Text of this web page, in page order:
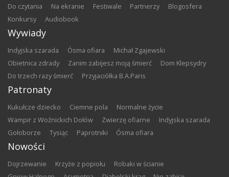
do czytania
na ekranie festiwale partnerzy
blogosfera
konkursy
audiobook
Wywiady
Indyjska szarada Ósma ofiara
Michał Zgajewski
Obietnica zdrady
Zanim zabijesz moją śmierć
Dom Klepsydry
Do trzech razy śmierć
Przyjaciółka B.A.Paris
Patronaty
Kukułcze dziecko Ciemne pola
Normalne życie
Wampir z Woźnickich Dołów
Zwierzę ofiarne
Indyjska szarada
Gołoborze
Tysiąc Paprotniki Ósma ofiara
Nowości
Dojrzewanie Krzyże z popiołu
Robaki w ścianie